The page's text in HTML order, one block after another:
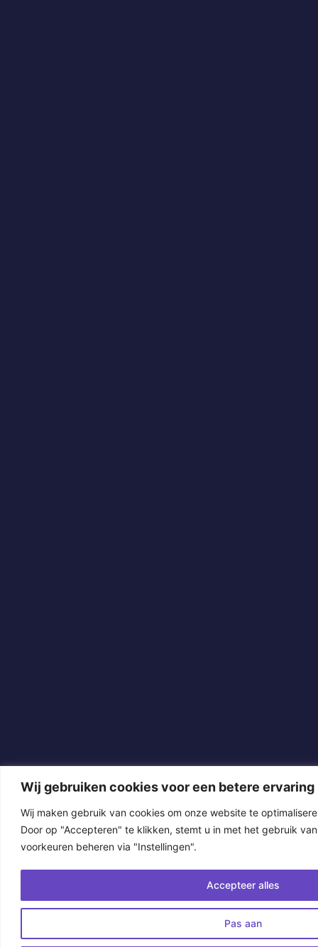
Wij gebruiken cookies voor een betere ervaring
Wij maken gebruik van cookies om onze website te
Door op "Accepteren" te klikken, stemt u in met het gebruik
voorkeuren beheren via "Instellingen".
Pas aan
Accepteer alles